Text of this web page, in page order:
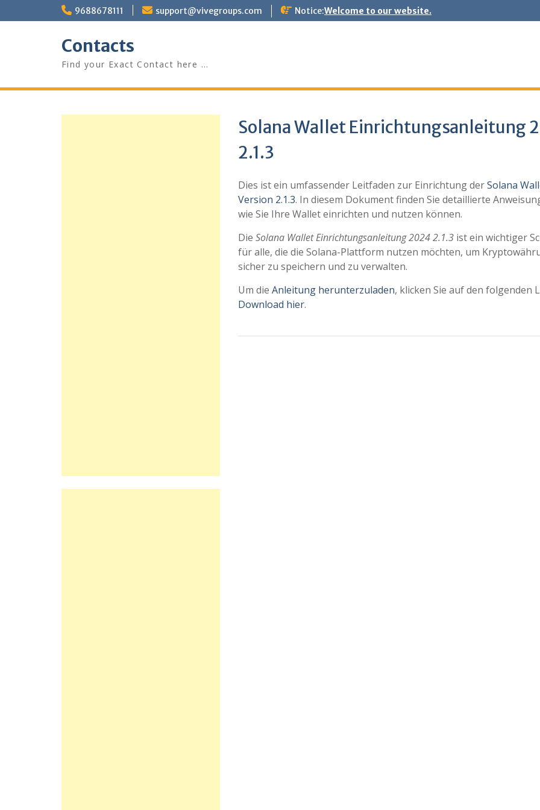
to
9688678111 support@vivegroups.com Notice:Welcome to our website.
Contacts
Find your Exact Contact here …
Solana Wallet Einrichtungsanleitung
2.1.3
Dies ist ein umfassender Leitfaden zur Einrichtung derSolana
Version 2.1.3. In diesem Dokument finden Sie detaillierte
wie Sie Ihre Wallet einrichten und nutzen können.
Die Solana Wallet Einrichtungsanleitung 2024 2.1.3ist ein wichtiger
für alle, die die Solana-Plattform nutzen möchten, um
sicher zu speichern und zu verwalten.
Um die Anleitung herunterzuladen, klicken Sie auf den folgenden
Download hier.